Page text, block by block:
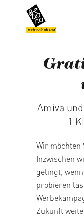
Hauptinhalt springen
Zur Suche springen
Weltweit ab Hof
Amiva
1
Wir möchten
Inzwischen
gelingt,
probieren
Zukunft